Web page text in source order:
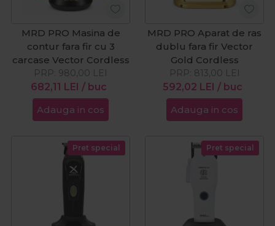
MRD PRO Masina de
contur fara fir cu 3
carcase Vector Cordless
682,11 LEI / buc
PRP: 980,00 LEI
Adauga in cos
MRD PRO Aparat de ras
dublu fara fir Vector
Gold Cordless
592,02 LEI / buc
PRP: 813,00 LEI
Adauga in cos
Pret special Pret special